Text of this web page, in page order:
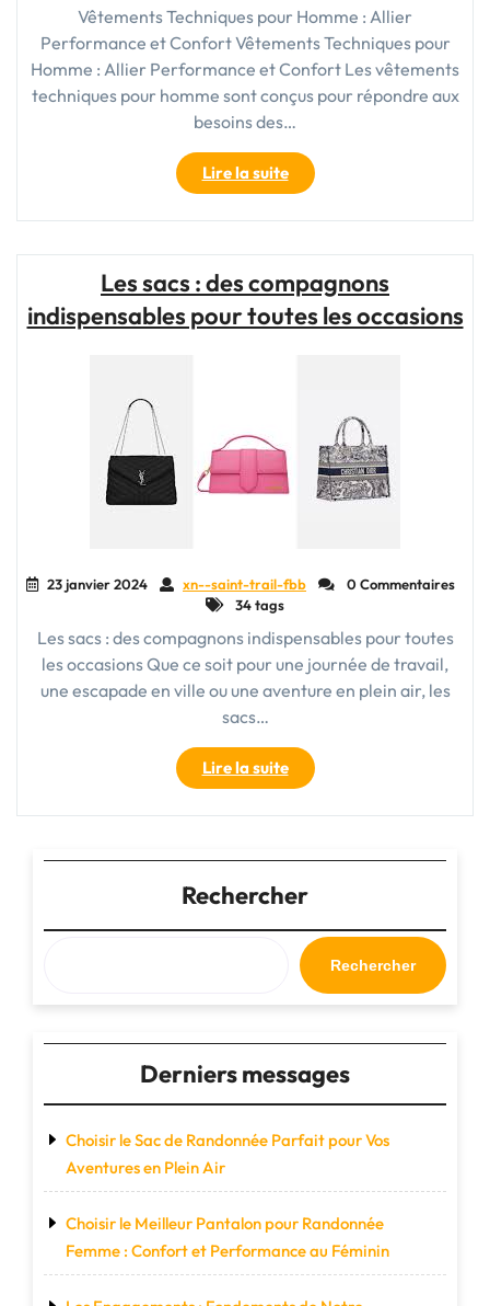
Vêtements Techniques pour Homme : Allier
Performance et Confort Vêtements Techniques pour
Homme : Allier Performance et Confort Les vêtements
techniques pour homme sont conçus pour répondre aux
besoins des…
Lire la suite"Explorez
l’Univers
des
pour
Homme
Confort
Réunis"
Les sacs : des compagnons
indispensables pour toutes les occasions
23 janvier 2024 xn--saint-trail-fbb
0 Commentaires
34 tags
Les sacs : des compagnons indispensables pour toutes
les occasions Que ce soit pour une journée de travail,
une escapade en ville ou une aventure en plein air, les
sacs…
Lire la suite"Les
sacs
:
compagnons
indispensables
pour
toutes
les
occasions"
Rechercher
Rechercher
Derniers messages
Choisir le Sac de Randonnée Parfait pour Vos
Aventures en Plein Air
Choisir le Meilleur Pantalon pour Randonnée
Femme : Confort et Performance au Féminin